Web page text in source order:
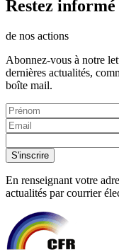
Restez informé
de nos actions
Abonnez-vous à notre
dernières actualités,
boîte mail.
S'inscrire
En renseignant votre
actualités par courrier